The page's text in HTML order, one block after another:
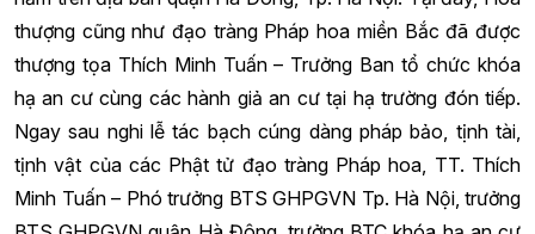
thượng cũng như đạo tràng Pháp hoa miền Bắc đã được
thượng tọa Thích Minh Tuấn – Trưởng Ban tổ chức khóa
hạ an cư cùng các hành giả an cư tại hạ trường đón tiếp.
Ngay sau nghi lễ tác bạch cúng dàng pháp bảo, tịnh tài,
tịnh vật của các Phật tử đạo tràng Pháp hoa, TT. Thích
Minh Tuấn – Phó trưởng BTS GHPGVN Tp. Hà Nội, trưởng